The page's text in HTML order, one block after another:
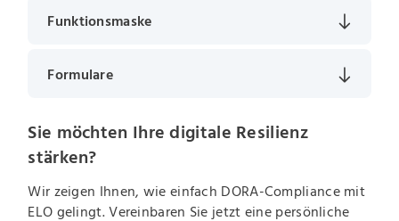
Funktionsmaske
Formulare
Sie möchten Ihre digitale Resilienz
stärken?
Wir zeigen Ihnen, wie einfach DORA-Compliance mit
ELO gelingt. Vereinbaren Sie jetzt eine persönliche